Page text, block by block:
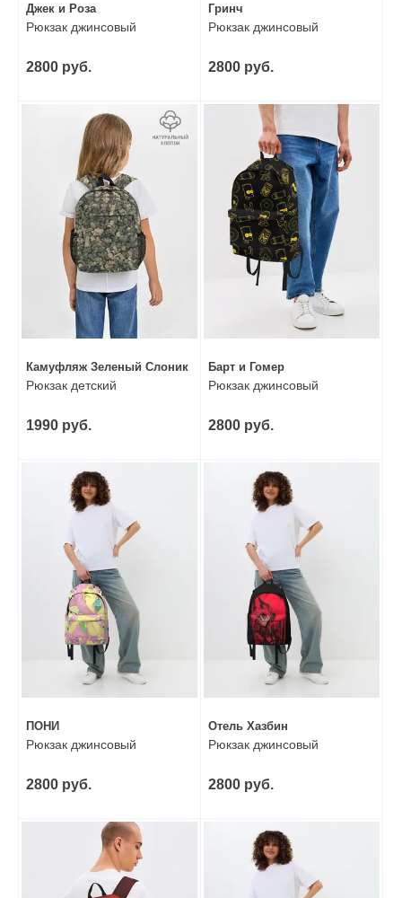
Джек и Роза
Рюкзак джинсовый
2800 руб.
Гринч
Рюкзак джинсовый
2800 руб.
Камуфляж Зеленый Слоник
Рюкзак детский
1990 руб.
Барт и Гомер
Рюкзак джинсовый
2800 руб.
ПОНИ
Рюкзак джинсовый
2800 руб.
Отель Хазбин
Рюкзак джинсовый
2800 руб.